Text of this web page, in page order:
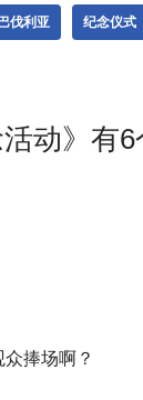
巴伐利亚 纪念仪式
动》有
捧场啊？